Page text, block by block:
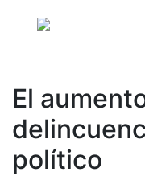
El
político